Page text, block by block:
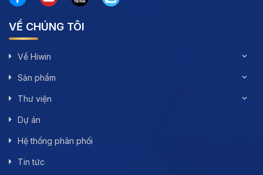
VỀ CHÚNG TÔI
Về Hiwin
Sản phẩm
Thư viện
Dự án
Hệ thống phân phối
Tin tức